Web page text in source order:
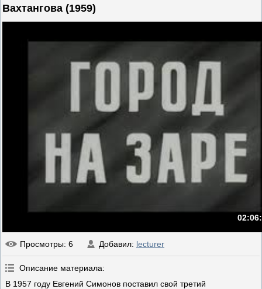
Вахтангова (1959)
Просмотры: 6 Добавил: lecturer
Описание материала:
В 1957 году Евгений Симонов поставил свой третий